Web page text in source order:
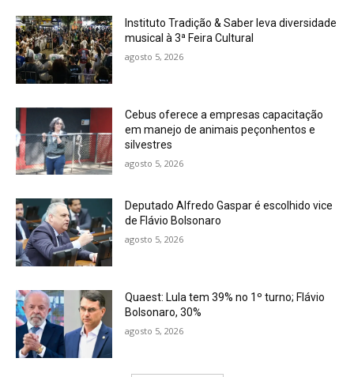
Instituto Tradição & Saber leva diversidade
musical à 3ª Feira Cultural
agosto 5, 2026
Cebus oferece a empresas capacitação
em manejo de animais peçonhentos e
silvestres
agosto 5, 2026
Deputado Alfredo Gaspar é escolhido vice
de Flávio Bolsonaro
agosto 5, 2026
Quaest: Lula tem 39% no 1º turno; Flávio
Bolsonaro, 30%
agosto 5, 2026